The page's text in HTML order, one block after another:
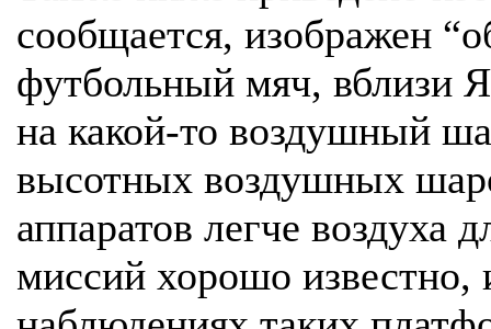
сообщается, изображен
футбольный мяч, вблизи
на какой-то воздушный
высотных воздушных
аппаратов легче воздуха
миссий хорошо известно,